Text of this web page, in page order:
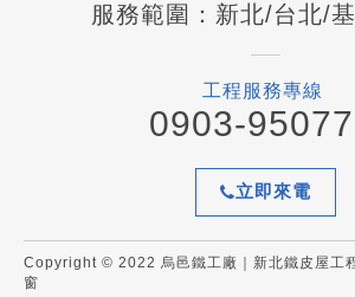
服務範圍：新北/台北/
工程服務專線
0903-
立即來電
Copyright © 2022 烏邑鐵工廠｜新北鐵皮屋工
窗